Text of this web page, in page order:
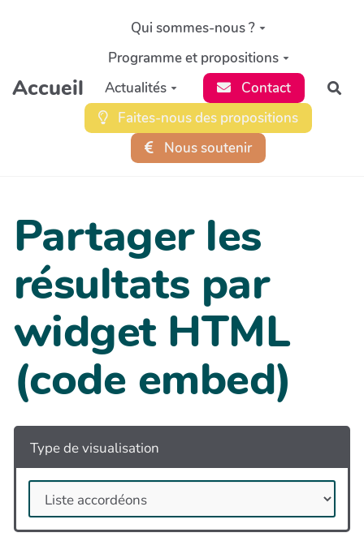
Aller au contenu principal
Accueil
Qui sommes-nous ?
Programme et propositions
Actualités
Contact
Faites-nous des propositions
Nous soutenir
Partager les
résultats par
widget HTML
(code embed)
Type de visualisation